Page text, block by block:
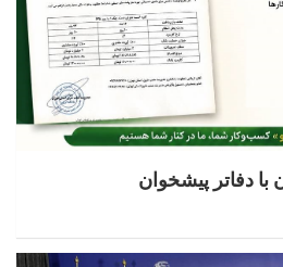
با دفاتر پیشخوان